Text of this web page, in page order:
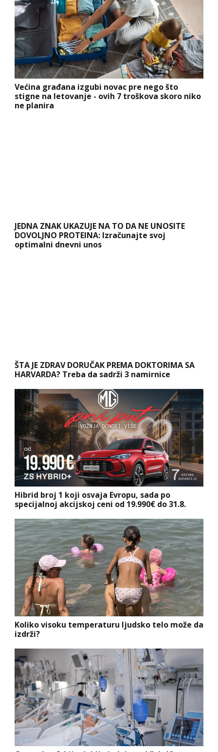
Većina građana izgubi novac pre nego što
stigne na letovanje - ovih 7 troškova skoro niko
ne planira
JEDNA ZNAK UKAZUJE NA TO DA NE UNOSITE
DOVOLJNO PROTEINA: Izračunajte svoj
optimalni dnevni unos
ŠTA JE ZDRAV DORUČAK PREMA DOKTORIMA SA
HARVARDA? Treba da sadrži 3 namirnice
Hibrid broj 1 koji osvaja Evropu, sada po
specijalnoj akcijskoj ceni od 19.990€ do 31.8.
Koliko visoku temperaturu ljudsko telo može da
izdrži?